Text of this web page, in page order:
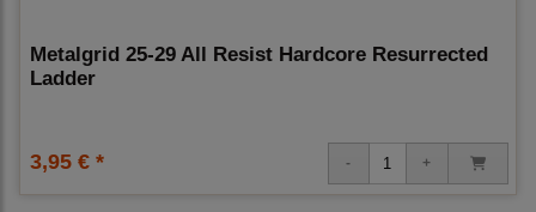
Metalgrid 25-29 All Resist Hardcore Resurrected
Ladder
3,95 € *